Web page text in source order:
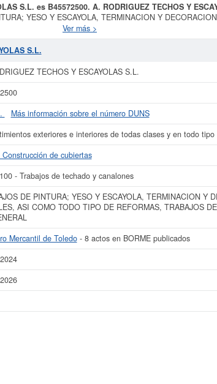
S.L. es B45572500. A. RODRIGUEZ TECHOS Y
YESO Y ESCAYOLA, TERMINACION Y
CONSTRUCCION Y ALBANILERIA EN GENERAL. El
paraA. RODRIGUEZ TECHOS Y ESCAYOLAS S.L.
empresa
Mercantil tiene registrada esta empresa en Toledo y
A. RODRIGUEZ TECHOS Y ESCAYOLAS S.L. puede
S.L. y consultar los resultados de sus años de actividad,
resultados disponibles.
del informe de empresa se ha realizado el 16/03/2024.
Ver más >
S.L.
TECHOS Y ESCAYOLAS S.L.
Más información sobre el número DUNS
exteriores e interiores de todas clases y en todo tipo
de cubiertas
- Trabajos de techado y canalones
DE PINTURA; YESO Y ESCAYOLA, TERMINACION Y
ASI COMO TODO TIPO DE REFORMAS, TRABAJOS
Mercantil de Toledo- 8 actos en BORME publicados